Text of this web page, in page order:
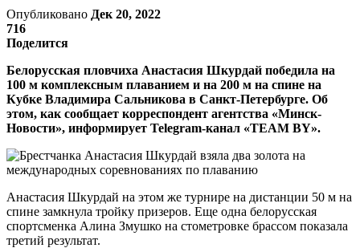
Опубликовано Дек 20, 2022
716
Поделится
Белорусская пловчиха Анастасия Шкурдай победила на
100 м комплексным плаванием и на 200 м на спине на
Кубке Владимира Сальникова в Санкт-Петербурге. Об
этом, как сообщает корреспондент агентства «Минск-
Новости», информирует Telegram-канал «TEAM BY».
Анастасия Шкурдай на этом же турнире на дистанции 50 м на
спине замкнула тройку призеров. Еще одна белорусская
спортсменка Алина Змушко на стометровке брассом показала
третий результат.